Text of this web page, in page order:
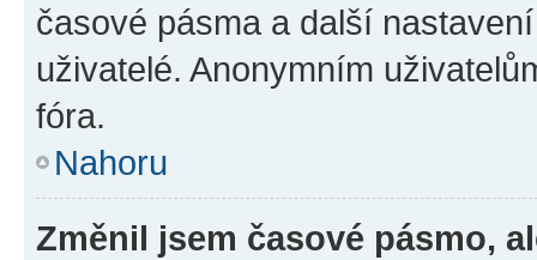
časové pásma a další
uživatelé. Anonymním
fóra.
Nahoru
Změnil jsem časové pásmo,